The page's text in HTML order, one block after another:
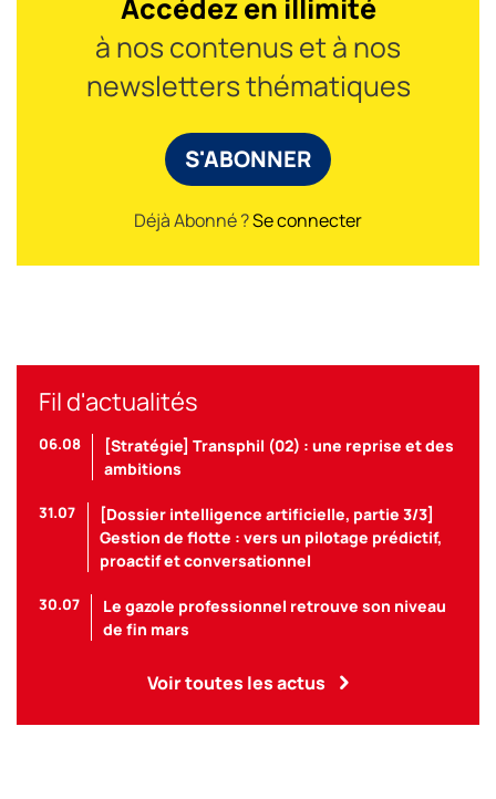
Accédez en illimité
à nos contenus et à nos
newsletters thématiques
S'ABONNER
Déjà Abonné ?Se connecter
Fil d'actualités
06.08
[Stratégie] Transphil (02) : une reprise et des
ambitions
31.07
[Dossier intelligence artificielle, partie 3/3]
Gestion de flotte : vers un pilotage prédictif,
proactif et conversationnel
30.07
Le gazole professionnel retrouve son niveau
de fin mars
Voir toutes les actus